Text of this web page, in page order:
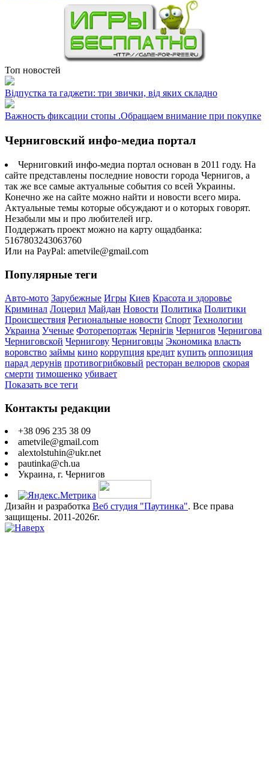
Топ новостей
Відпустка та гаджети: три звички, від яких складно
Важность фиксации стопы .Обращаем внимание при покупке
Черниговский инфо-медиа портал
Черниговкий инфо-медиа портал основан в 2011 году. На
сайте представлены последние новости города Чернигов, а
так же все самые актуальные события со всей Украины.
Конечно же на сайте можно найти и новости всего мира.
Актуальные темы которые обсуждают и о которых говорят.
Незабыли мы и про любителей игр.
Поддержать проект можно на карту ощадбанка:
5167803243063760
Или на PayPal: ametvile@gmail.com
Популярные теги
Авто-мото Зарубежные Игры Киев Красота и здоровье
Криминал Лоцерил Майдан Новости Политика Политики
Происшествия Региональные новости Спорт Технологии
Украина Ученые Фоторепортаж Чернігів Чернигов Чернигова
Черниговской Чернигову Черниговцы Экономика власть
воровство займы кино коррупция кредит купить оппозиция
парад дерунів противогрибковый ресторан велюров скорая
смерти тимошенко убивает
Показать все теги
Контакты редакции
+38 096 235 38 09
ametvile@gmail.com
alextolstuhin@ukr.net
pautinka@ch.ua
Украина, г. Чернигов
Дизайн и разработка Веб студия "Паутинка". Все права
защищены. 2011-2026г.